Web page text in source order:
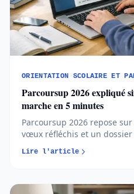
ORIENTATION SCOLAIRE ET
Parcoursup 2026 expliqué
marche en 5 minutes
Parcoursup 2026 repose
vœux réfléchis et un dossier
anticiper chaque étape
Lire l'article